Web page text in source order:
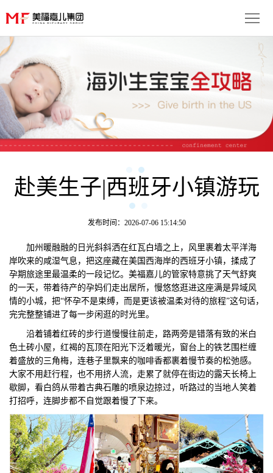
子
优
势
服
务
流
月
子
成
态
我
费
估
多
市
聚
合
赴美生子|西班牙小镇游玩
发布时间：2026-07-06 15:14:50
加州暖融融的日光斜斜洒在红瓦白墙之上，风里裹着太平洋海
岸吹来的咸湿气息，把这座藏在美国西海岸的西班牙小镇，揉成了
孕期旅途里最温柔的一段记忆。美福嘉儿的管家特意挑了天气舒爽
的一天，带着待产的孕妈们走出居所，慢悠悠逛进这座满是异域风
情的小城，把“怀孕不是束缚，而是更该被温柔对待的旅程”这句话，
完完整整铺进了每一步闲逛的时光里。
沿着铺着红砖的步行道慢慢往前走，路两旁是错落有致的米白
色土砖小屋，红褐的瓦顶在阳光下泛着暖光，窗台上的铁艺围栏缠
着盛放的三角梅，连巷子里飘来的咖啡香都裹着慢节奏的松弛感。
大家不用赶行程，也不用挤人流，走累了就停在街边的露天长椅上
歇脚，看白鸽从带着古典石雕的喷泉边掠过，听路过的当地人笑着
打招呼，连脚步都不自觉跟着慢了下来。